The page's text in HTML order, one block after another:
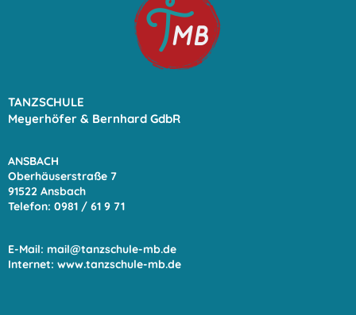
TANZSCHULE
Meyerhöfer & Bernhard GdbR
ANSBACH
Oberhäuserstraße 7
91522 Ansbach
Telefon: 0981 / 61 9 71
E-Mail: mail@tanzschule-mb.de
Internet: www.tanzschule-mb.de